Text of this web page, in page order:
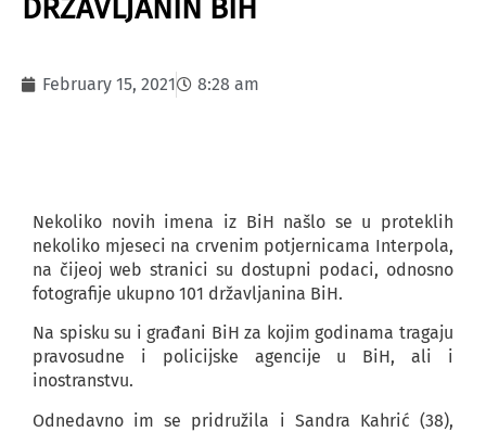
DRŽAVLJANIN BIH
February 15, 2021 8:28 am
Nekoliko novih imena iz BiH našlo se u proteklih
nekoliko mjeseci na crvenim potjernicama Interpola,
na čijeoj web stranici su dostupni podaci, odnosno
fotografije ukupno 101 državljanina BiH.
Na spisku su i građani BiH za kojim godinama tragaju
pravosudne i policijske agencije u BiH, ali i
inostranstvu.
Odnedavno im se pridružila i Sandra Kahrić (38),